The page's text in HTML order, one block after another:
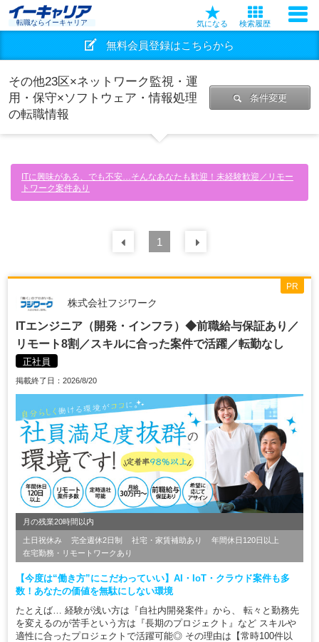
転職ならイーキャリア 気になる 検索履歴
無料会員登録はこちらから
その他23区×ネットワーク監視・運
用・保守×ソフトウェア・情報処理
の転職情報
条件変更
ITに興味がある、でも不安…そんなあなたも歓迎！未経験歓迎／リモー
トワーク案件あり
前の 件
1
株式会社フジワーク
ITエンジニア（開発・インフラ）◆前職給与保証あり／
リモート8割／スキルに合った案件で活躍／転勤なし
正社員
掲載終了日：2026/8/20
月の残業20時間以内
土日祝休み 完全週休2日制 社宅・家賃補助あり
年間休日120日以上
在宅勤務・リモートワークあり
【今度は“働き方”にこだわっていい】AI・IoT・クラウド案件も多
数！あなたの価値を無駄にしない環境
たとえば… 経験が浅い方は『自社内開発案件』から、 転々と勤務先
を変えるのが苦手という方は『長期のプロジェクト』など スキルや
適性に合ったプロジェクトで活躍可能◎ その理由は【常時100件以
PR